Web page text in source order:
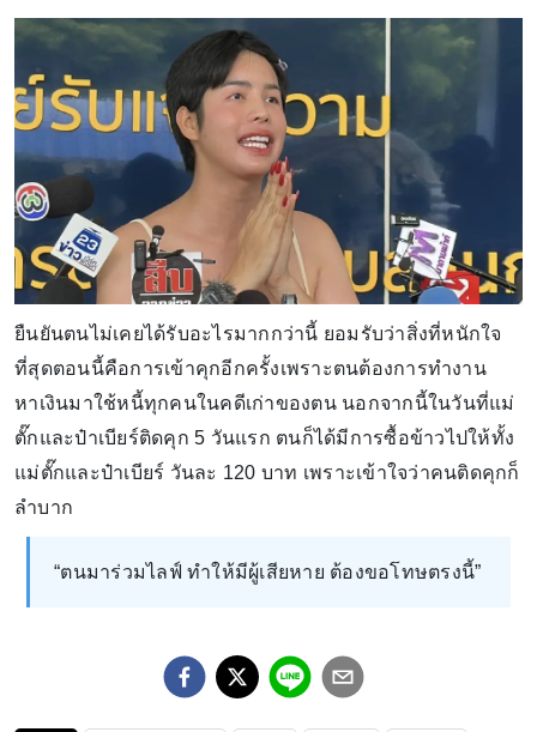
ยืนยันตนไม่เคยได้รับอะไรมากกว่านี้ ยอมรับว่าสิ่งที่หนักใจ
ที่สุดตอนนี้คือการเข้าคุกอีกครั้งเพราะตนต้องการทำงาน
หาเงินมาใช้หนี้ทุกคนในคดีเก่าของตน นอกจากนี้ในวันที่แม่
ตั๊กและป๋าเบียร์ติดคุก 5 วันแรก ตนก็ได้มีการซื้อข้าวไปให้ทั้ง
แม่ตั๊กและป๋าเบียร์ วันละ 120 บาท เพราะเข้าใจว่าคนติดคุกก็
ลำบาก
“ตนมาร่วมไลฟ์ ทำให้มีผู้เสียหาย ต้องขอโทษตรงนี้”